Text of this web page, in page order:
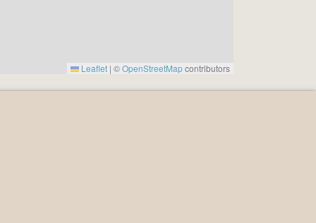
Leaflet | ©OpenStreetMapcontributors